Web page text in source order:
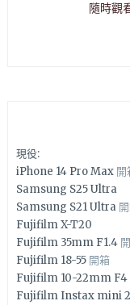
隨時觀
現役:
iPhone 14 Pro Max 開
Samsung S25 Ultra
Samsung S21 Ultra
Fujifilm X-T20
Fujifilm 35mm F1.4
Fujifilm 18-55 開箱
Fujifilm 10-22mm F4
Fujifilm Instax mini